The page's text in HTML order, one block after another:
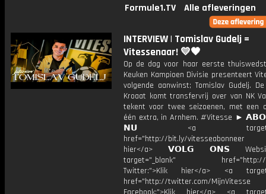
Formule1.TV
Alle afleveringen
INTERVIEW | Tomislav Gudelj =
Vitessenaar! 💛🖤
Op de dag voor haar eerste
Keuken Kampioen Divisie presenteert
volgende aanwinst; Tomislav Gudelj.
Kroaat komt transfervrij over van NK
tekent voor twee seizoenen, met een
één extra, in Arnhem. #Vitesse ►
𝗡𝗨 <a
href="http://bit.ly/
hier</a> 𝗩𝗢𝗟𝗚 𝗢𝗡𝗦
target="_blank" href="http://
Twitter:">Klik hier</a> <a
href="http://twitter.com/MijnVitesse